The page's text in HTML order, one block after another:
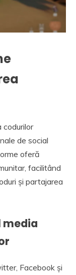
codurilor
de social
oferă
facilitând
și partajarea
media
Facebook și